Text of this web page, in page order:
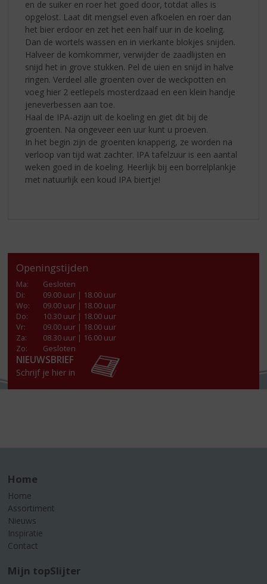
en de suiker en roer het goed door, totdat alles is
opgelost. Laat dit mengsel even afkoelen en roer dan
het bier erdoor en zet het een half uur in de koeling.
Dan de wortels wassen en in vierkante blokjes snijden.
Halveer de komkommer, verwijder de zaadlijsten en
snijd het in grove stukken. Pel de uien en snijd in halve
ringen. Verdeel alle groenten over de weckpotten en
voeg hier 2 eetlepels mosterdzaad en een klein handje
jeneverbessen aan toe.
Haal de IPA-azijn uit de koeling en giet dit bij de
groenten. Na ongeveer een uur kunt u proeven.
In het begin zijn de groenten knapperig, ze worden na
verloop van tijd wat zachter. IPA tafelzuur is een aantal
weken goed in de koeling. Heerlijk bij een borrelplankje
met natuurlijk een koud IPA biertje!
Openingstijden
Ma:
Gesloten
Di:
09.00 uur | 18.00 uur
Wo:
09.00 uur | 18.00 uur
Do:
10.30 uur | 18.00 uur
Vr:
09.00 uur | 18.00 uur
Za:
08.30 uur | 16.00 uur
Zo:
Gesloten
NIEUWSBRIEF
Schrijf je hier in
Home
Home
Assortiment
Nieuws
Inspiratie
Contact
Mijn topSlijter